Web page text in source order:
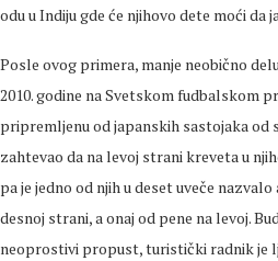
odu u Indiju gde će njihovo dete moći da
Posle ovog primera, manje neobično
2010. godine na Svetskom fudbalskom
pripremljenu od japanskih sastojaka od
zahtevao da na levoj strani kreveta u
pa je jedno od njih u deset uveče
desnoj strani, a onaj od pene na levoj.
neoprostivi propust, turistički radnik je